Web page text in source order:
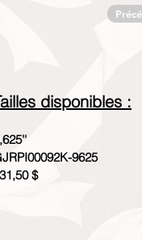
disponibles :
9625
$